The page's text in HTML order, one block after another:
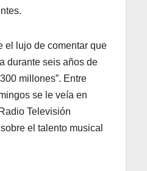
el lujo de comentar que
durante seis años de
millones”. Entre
se le veía en
Televisión
el talento musical